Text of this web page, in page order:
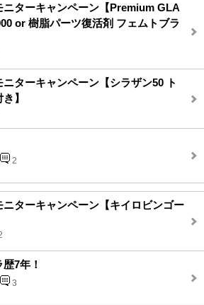
ニターキャンペーン【Premium GLA
or 樹脂パーツ復活剤 フェムトブラ
ターキャンペーン【シラザン50 ト
】
2
ニターキャンペーン【キイロビンゴー
7年！
3